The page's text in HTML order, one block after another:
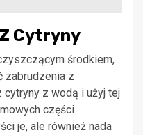
Cytryny
środkiem,
zabrudzenia z
z wodą i użyj tej
części
je, ale również nada